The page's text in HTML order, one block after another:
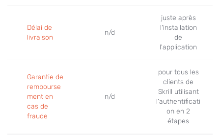
Délai de
livraison
n/d
juste après
l'installation
de
l'application
Garantie de
rembourse
ment en
cas de
fraude
n/d
pour tous les
clients de
Skrill utilisant
l'authentificati
on en 2
étapes